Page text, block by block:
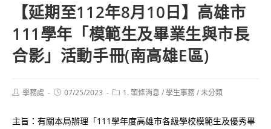
【延期至112年8月10日】高雄市
111學年「模範生及畢業生與市長
合影」活動手冊(南高雄E區)
Post學務處
Post07/25/2023
Post1. 頭條消息 /學生事務/未分類
主旨：有關本局辦理「111學年度高雄市各級學校模範生及優秀畢